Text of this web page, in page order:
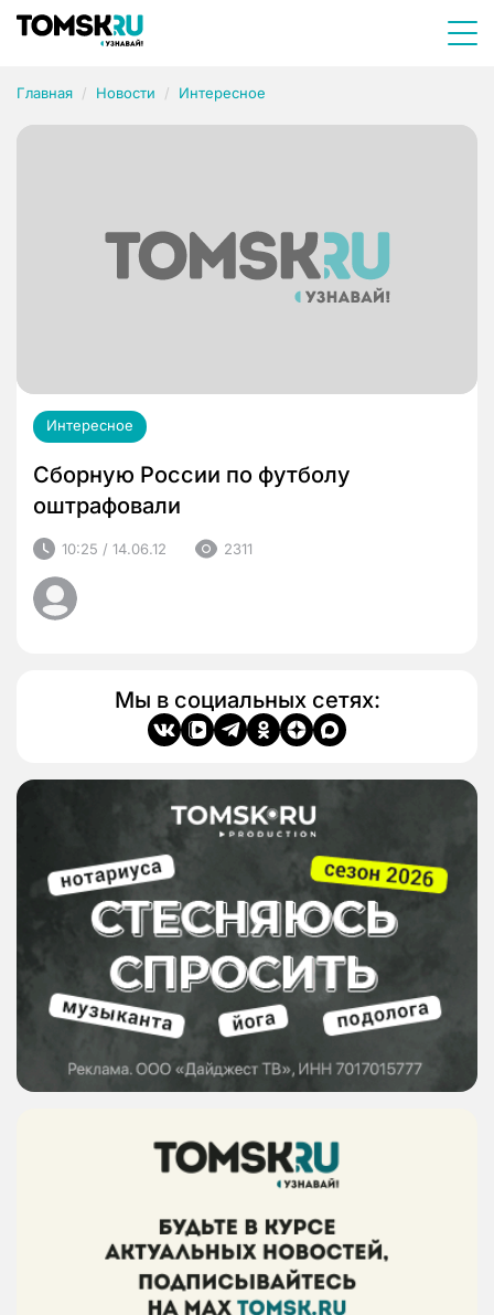
Главная Новости Интересное
Интересное
Сборную России по футболу
оштрафовали
10:25 / 14.06.12 2311
Мы в социальных сетях: